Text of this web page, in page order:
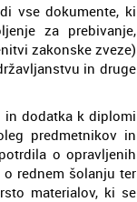
vse dokumente, ki
za prebivanje,
zakonske zveze)
in druge
in dodatka k diplomi
predmetnikov in
o opravljenih
rednem šolanju ter
materialov, ki se